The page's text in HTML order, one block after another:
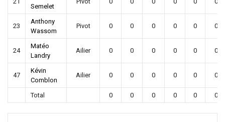
Semelet
23
Anthony
Wassom
Pivot 0 0 0 0 0 0
24
Matéo
Landry
Ailier 0 0 0 0 0 0
47
Kévin
Comblon
Ailier 0 0 0 0 0 0
Total 0 0 0 0 0 0